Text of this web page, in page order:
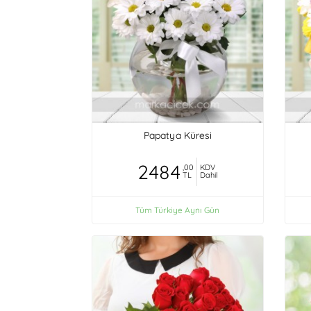
Papatya Küresi
2484 ,00
TL
KDV
Dahil
Tüm Türkiye Aynı Gün